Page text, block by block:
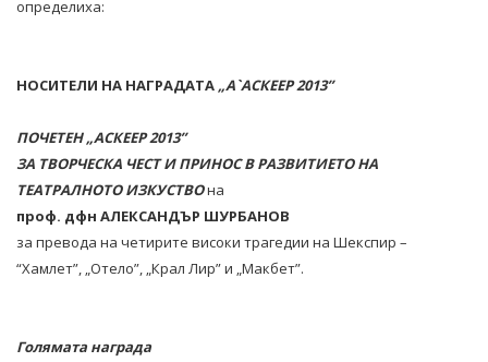
определиха:
НОСИТЕЛИ НА НАГРАДАТА „А`АСКЕЕР 2013”
ПОЧЕТЕН „АСКЕЕР 2013”
ЗА ТВОРЧЕСКА ЧЕСТ И ПРИНОС В РАЗВИТИЕТО НА
ТЕАТРАЛНОТО ИЗКУСТВОна
проф. дфн АЛЕКСАНДЪР ШУРБАНОВ
за превода на четирите високи трагедии на Шекспир –
“Хамлет”, „Отело”, „Крал Лир” и „Макбет”.
Голямата награда